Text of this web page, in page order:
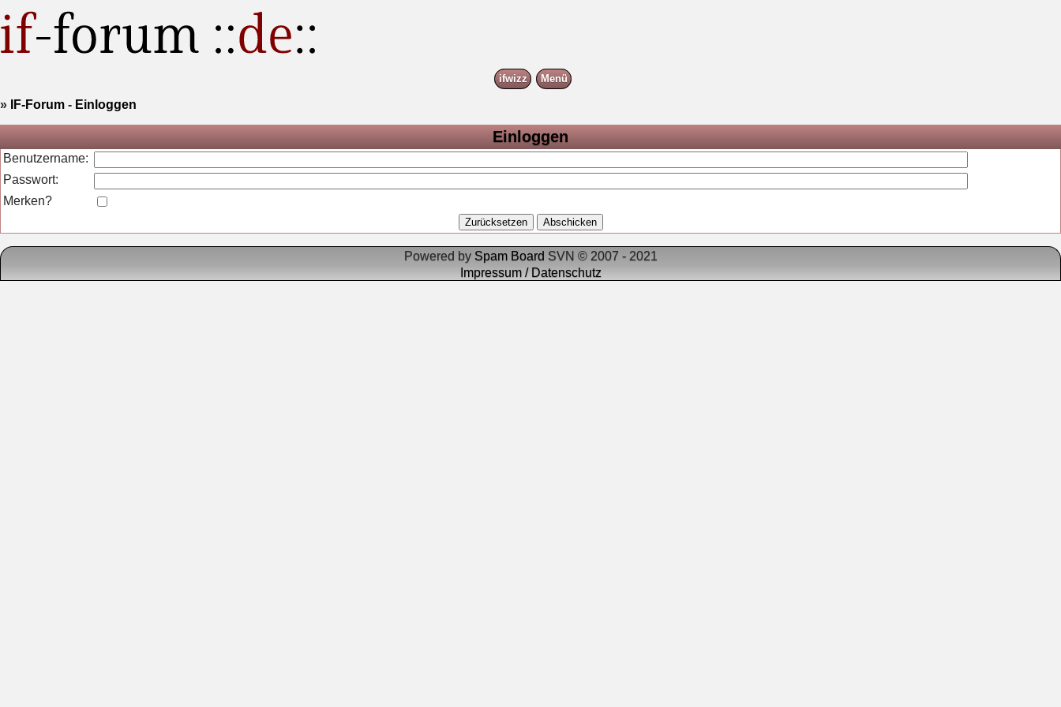
ifwizz Menü
» IF-Forum - Einloggen
Einloggen
Benutzername:
Passwort:
Merken?
Powered by Spam Board SVN © 2007 - 2021
Impressum / Datenschutz